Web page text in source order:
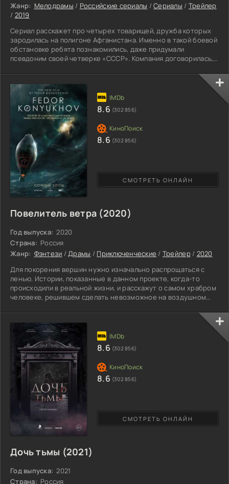
Жанр: Мелодрамы / Российские сериалы /Сериалы / Трейлер
/ 2019
Сериал расскажет про четырех товарищей, дружба которых
зародилась на полигоне Афганистана. Именно в такой боевой
обстановке ребята познакомились, даже придумали
псевдоним своей четверке «СССР». Компания договорилась,
помогать друг другу на гражданке. Демобилизовалась парни
в 1981 году, с мыслями о светлом будущем они спешат в
Москву. В большом городе как раз проходил ажиотаж
олимпиады. Брежневское правление вызывает ощущения
остановки
Повелитель ветра (2020)
Год выпуска: 2020
Страна: Россия
Жанр: Фэнтези /Драмы / Приключенческие / Трейлер/ 2020
Для покорения вершин нужно изначально распрощаться с
ленью. Истории, показанные в данном проекте, когда-то
происходили в реальной жизни, и расскажут о самом храбром
человеке, решившем сделать невозможное на воздушном
изобретением. Его все считают путешественником, но на
самом деле отнести его относят также и к испытателям.
Мужчина одиннадцать дней жил в небе, показывая, что вокруг
Земли реально пролететь на таком простом устройстве.
Нужно лишь
СМОТРЕТЬ ОНЛАЙН
8.6 (302 856)
8.6 (302 856)
Дочь тьмы (2021)
Год выпуска: 2021
Страна: Россия
СМОТРЕТЬ ОНЛАЙН
8.6 (302 856)
8.6 (302 856)